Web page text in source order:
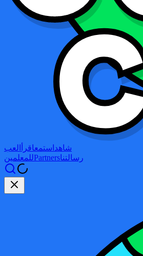
شاهد استمعاقرأ
العب
للمعلمينPartnersرسالتنا